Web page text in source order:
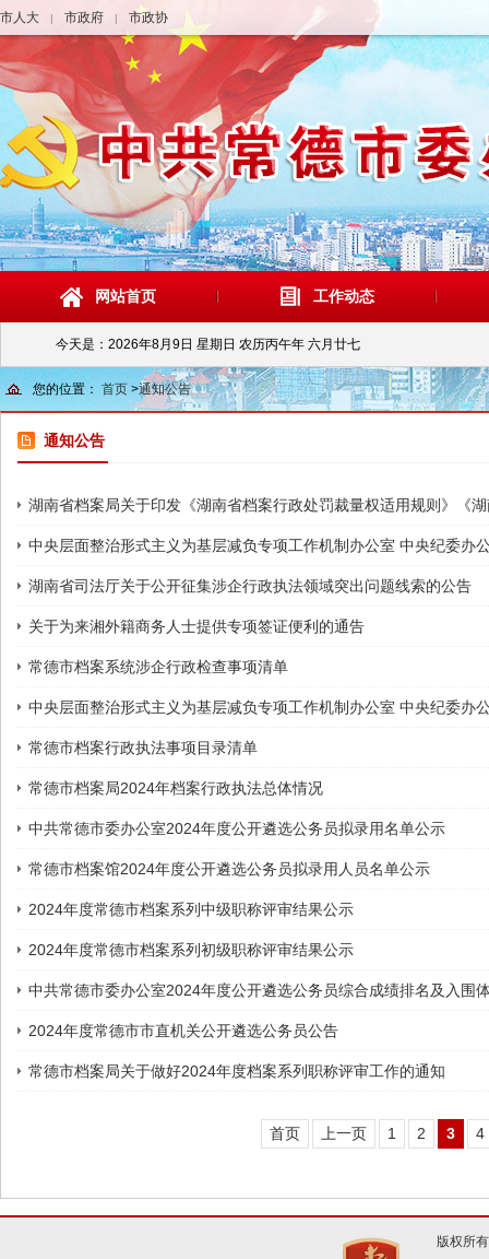
市人大 | 市政府 | 市政协
网站首页 工作动态
今天是： 2026年8月9日 星期日 农历丙午年 六月廿七
您的位置： 首页 >通知公告
通知公告
湖南省档案局关于印发《湖南省档案行政处罚裁量权适用规则》《
中央层面整治形式主义为基层减负专项工作机制办公室 中央纪委办
湖南省司法厅关于公开征集涉企行政执法领域突出问题线索的公告
关于为来湘外籍商务人士提供专项签证便利的通告
常德市档案系统涉企行政检查事项清单
中央层面整治形式主义为基层减负专项工作机制办公室 中央纪委办
常德市档案行政执法事项目录清单
常德市档案局2024年档案行政执法总体情况
中共常德市委办公室2024年度公开遴选公务员拟录用名单公示
常德市档案馆2024年度公开遴选公务员拟录用人员名单公示
2024年度常德市档案系列中级职称评审结果公示
2024年度常德市档案系列初级职称评审结果公示
中共常德市委办公室2024年度公开遴选公务员综合成绩排名及入围
2024年度常德市市直机关公开遴选公务员公告
常德市档案局关于做好2024年度档案系列职称评审工作的通知
首页 上一页 1 2 3 4
版权所